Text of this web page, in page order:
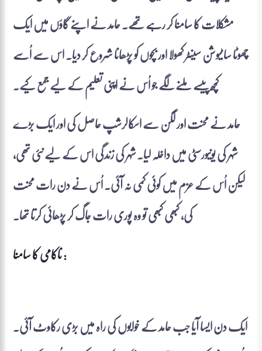
مشکلات کا سامنا کر رہے تھے۔ حامد نے اپنے گاؤں میں ایک
چھوٹا سا ٹیوشن سینٹر کھولا اور بچوں کو پڑھانا شروع کر دیا۔ اس سے اُسے
کچھ پیسے ملنے لگے جو اُس نے اپنی تعلیم کے لیے جمع کیے۔
حامد نے محنت اور لگن سے اسکالرشپ حاصل کی اور ایک بڑے
شہر کی یونیورسٹی میں داخلہ لیا۔ شہر کی زندگی اس کے لیے نئی تھی،
لیکن اُس کے عزم میں کوئی کمی نہ آئی۔ اُس نے دن رات محنت
کی، کبھی کبھی تو وہ پوری رات جاگ کر پڑھائی کرتا تھا۔
ناکامی کا سامنا :
ایک دن ایسا آیا جب حامد کے خوابوں کی راہ میں بڑی رکاوٹ آئی۔